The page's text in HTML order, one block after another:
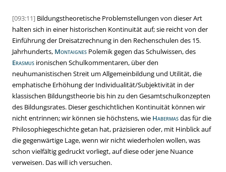
[093:11] Bildungstheoretische Problemstellungen von dieser Art
halten sich in einer historischen Kontinuität auf; sie reicht von der
Einführung der Dreisatzrechnung in den Rechenschulen des 15.
Jahrhunderts, Montaignes Polemik gegen das Schulwissen, des
Erasmus ironischen Schulkommentaren, über den
neuhumanistischen Streit um Allgemeinbildung und Utilität, die
emphatische Erhöhung der Individualität/Subjektivität in der
klassischen Bildungstheorie bis hin zu den Gesamtschulkonzepten
des Bildungsrates. Dieser geschichtlichen Kontinuität können wir
nicht entrinnen; wir können sie höchstens, wie Habermasdas für die
Philosophiegeschichte getan hat, präzisieren oder, mit Hinblick auf
die gegenwärtige Lage, wenn wir nicht wiederholen wollen, was
schon vielfältig gedruckt vorliegt, auf diese oder jene Nuance
verweisen. Das will ich versuchen.